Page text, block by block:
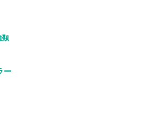
類
ー